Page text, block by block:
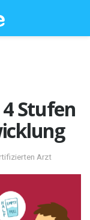
Stufen
Arzt